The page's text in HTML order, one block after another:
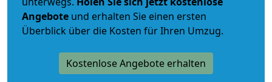
Angebote und erhalten Sie einen ersten
Überblick über die Kosten für Ihren Umzug.
Kostenlose Angebote erhalten